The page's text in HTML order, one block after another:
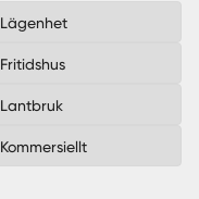
Lägenhet
Fritidshus
Lantbruk
Kommersiellt